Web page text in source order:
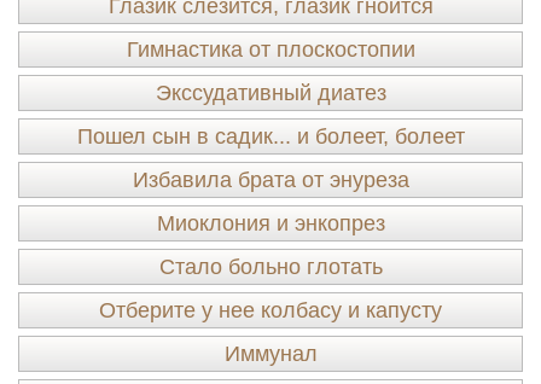
Глазик слезится, глазик гноится
Гимнастика от плоскостопии
Экссудативный диатез
Пошел сын в садик... и болеет, болеет
Избавила брата от энуреза
Миоклония и энкопрез
Стало больно глотать
Отберите у нее колбасу и капусту
Иммунал